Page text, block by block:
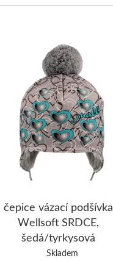
čepice vázací podšívka
Wellsoft SRDCE,
šedá/tyrkysová
Skladem